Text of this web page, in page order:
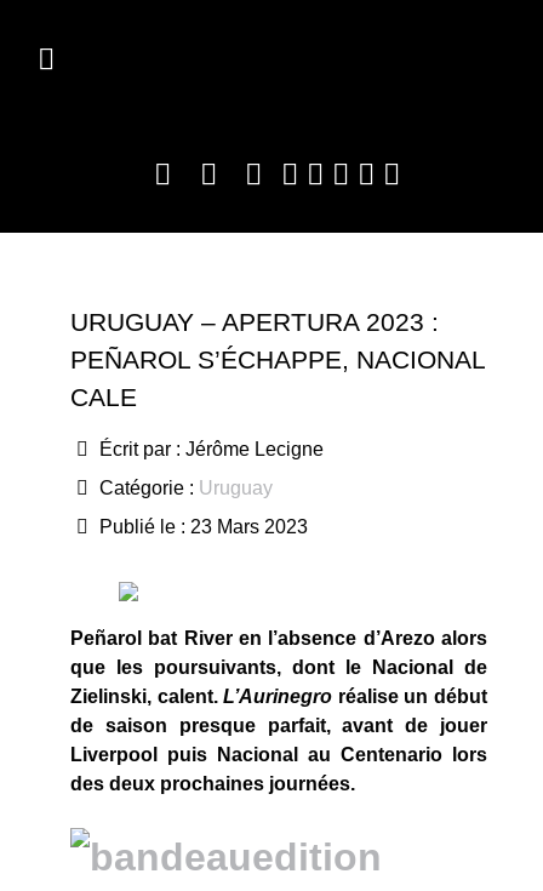
URUGUAY – APERTURA 2023 :
PEÑAROL S’ÉCHAPPE, NACIONAL
CALE
Écrit par : Jérôme Lecigne
Catégorie : Uruguay
Publié le : 23 Mars 2023
Peñarol bat River en l’absence d’Arezo alors
que les poursuivants, dont le Nacional de
Zielinski, calent.L’Aurinegro réalise un début
de saison presque parfait, avant de jouer
Liverpool puis Nacional au Centenario lors
des deux prochaines journées.